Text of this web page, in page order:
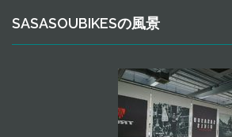
SASASOUBIKESの風景